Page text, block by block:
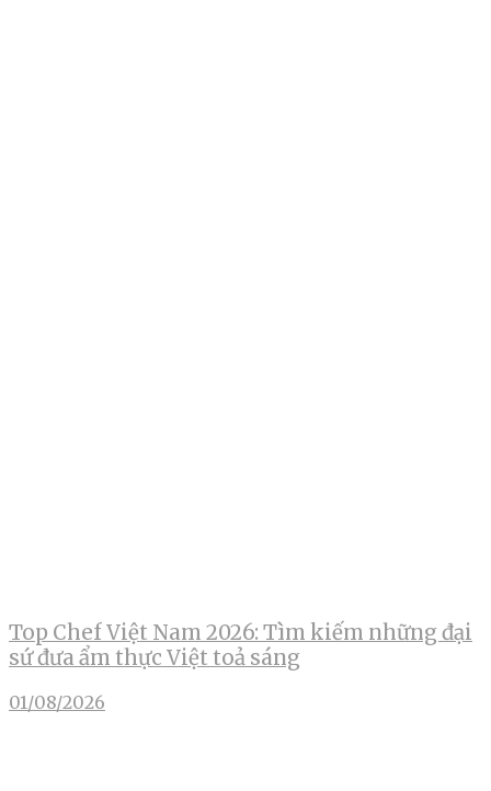
Top Chef Việt Nam 2026: Tìm kiếm những đại
sứ đưa ẩm thực Việt toả sáng
01/08/2026